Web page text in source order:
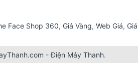
Face Shop 360, Giá Vàng, Web Giá, Giá
-Điện Máy Thanh.